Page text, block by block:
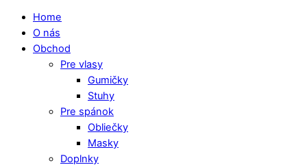
Home
O nás
Obchod
Pre vlasy
Gumičky
Stuhy
Pre spánok
Obliečky
Masky
Doplnky